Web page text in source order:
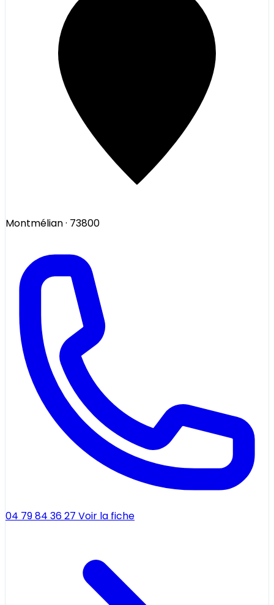
Montmélian· 73800
04 79 84 36 27 Voir la fiche